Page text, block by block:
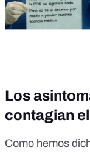
Los
contagian
Como hemos